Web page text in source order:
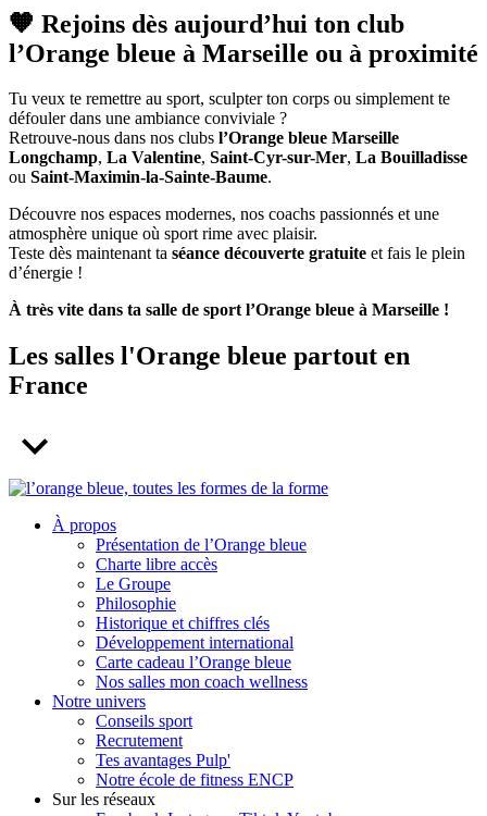
🧡 Rejoins dès aujourd’hui ton club
l’Orange bleue à Marseille ou à proximité
Tu veux te remettre au sport, sculpter ton corps ou simplement te
défouler dans une ambiance conviviale ?
Retrouve-nous dans nos clubs l’Orange bleue Marseille
Longchamp, La Valentine, Saint-Cyr-sur-Mer, La Bouilladisse
ou Saint-Maximin-la-Sainte-Baume.
Découvre nos espaces modernes, nos coachs passionnés et une
atmosphère unique où sport rime avec plaisir.
Teste dès maintenant ta séance découverte gratuite et fais le plein
d’énergie !
À très vite dans ta salle de sport l’Orange bleue à Marseille !
Les salles l'Orange bleue partout en
France
AVIGNON
À propos
Présentation de l’Orange bleue
Charte libre accès
Le Groupe
Philosophie
Historique et chiffres clés
Développement international
Carte cadeau l’Orange bleue
Nos salles mon coach wellness
Notre univers
Conseils sport
Recrutement
Tes avantages Pulp'
Notre école de fitness ENCP
Sur les réseaux